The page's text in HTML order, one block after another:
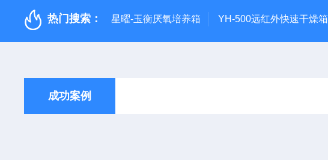
热门搜索： 星曜-玉衡厌氧培养箱 YH-500远红外快速干燥箱
成功案例